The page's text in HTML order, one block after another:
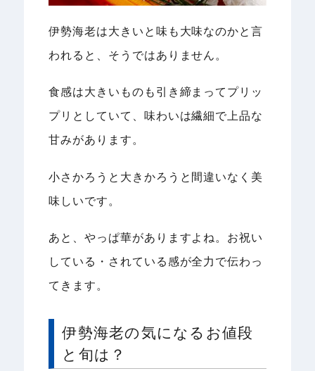
伊勢海老は大きいと味も大味なのかと言
われると、そうではありません。
食感は大きいものも引き締まってプリッ
プリとしていて、味わいは繊細で上品な
甘みがあります。
小さかろうと大きかろうと間違いなく美
味しいです。
あと、やっぱ華がありますよね。お祝い
している・されている感が全力で伝わっ
てきます。
伊勢海老の気になるお値段
と旬は？